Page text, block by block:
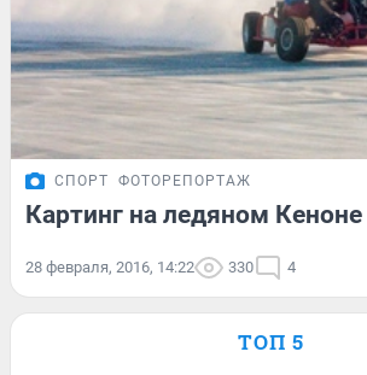
СПОРТ ФОТОРЕПОРТАЖ
Картинг на ледяном Кеноне
28 февраля, 2016, 14:22 330 4
ТОП 5